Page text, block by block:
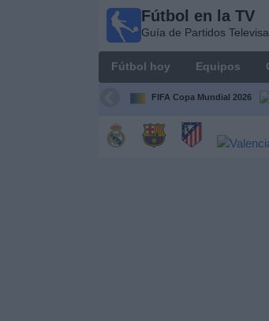
Fútbol en la TV
Guía de Partidos
Fútbol hoy Equipos
FIFA Copa Mundial 2026